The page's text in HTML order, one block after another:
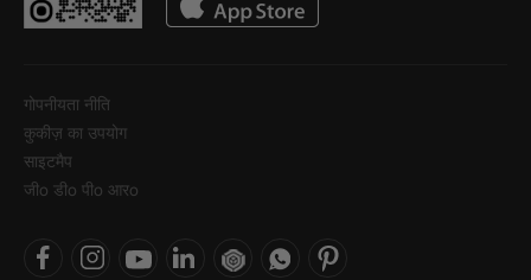
गोपनीयता नीति
कुकीज़ का उपयोग
साइटमैप
जीo डीo पीo आरo